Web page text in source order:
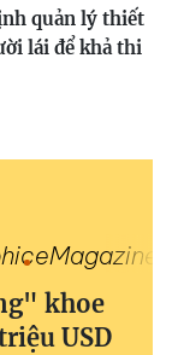
quản lý thiết
lái để khả thi
eMagazine
khoe
USD